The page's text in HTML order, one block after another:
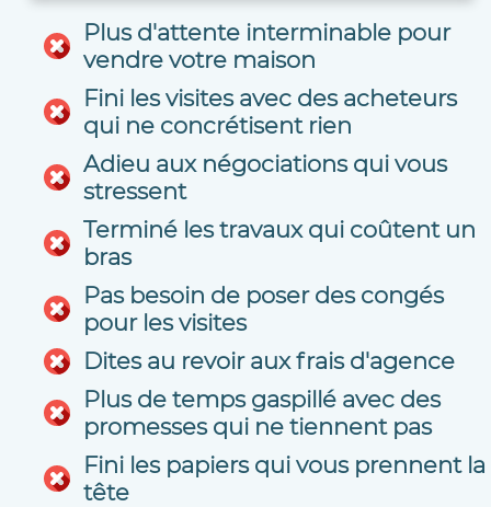
Plus d'attente interminable pour
vendre votre maison
Fini les visites avec des acheteurs
qui ne concrétisent rien
Adieu aux négociations qui vous
stressent
Terminé les travaux qui coûtent un
bras
Pas besoin de poser des congés
pour les visites
Dites au revoir aux frais d'agence
Plus de temps gaspillé avec des
promesses qui ne tiennent pas
Fini les papiers qui vous prennent la
tête